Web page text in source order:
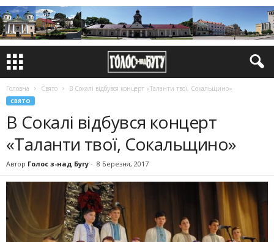
Головна Свято В Сокалі відбувся концерт «Таланти твої, Сокальщино»
СВЯТО
В Сокалі відбувся концерт
«Таланти твої, Сокальщино»
Автор Голос з-над Бугу - 8 Березня, 2017